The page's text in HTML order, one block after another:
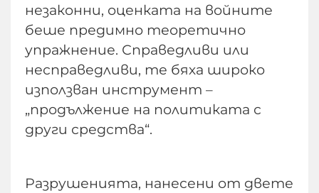
незаконни, оценката на войните
беше предимно теоретично
упражнение. Справедливи или
несправедливи, те бяха широко
използван инструмент –
„продължение на политиката с
други средства“.
Разрушенията, нанесени от двете